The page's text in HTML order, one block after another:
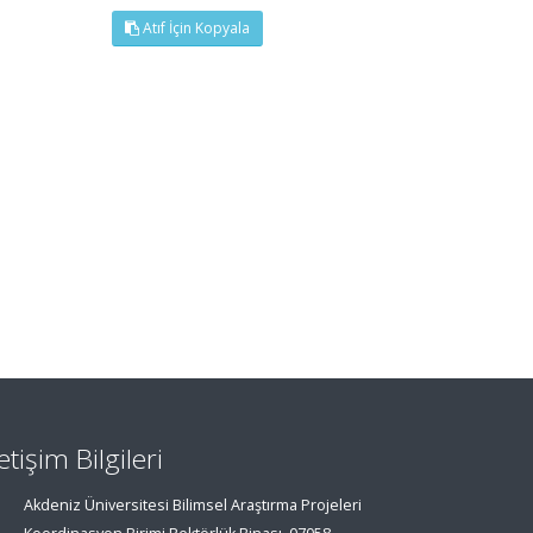
Atıf İçin Kopyala
Bilgileri
Akdeniz Üniversitesi Bilimsel Araştırma Projeleri